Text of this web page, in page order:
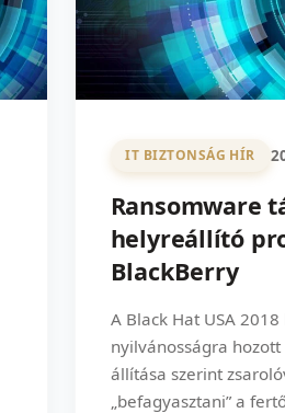
IT BIZTONSÁG HÍR
Ransomware
helyreállító
BlackBerry
A Black Hat USA
nyilvánosságra
állítása szerint
„befagyasztani” a